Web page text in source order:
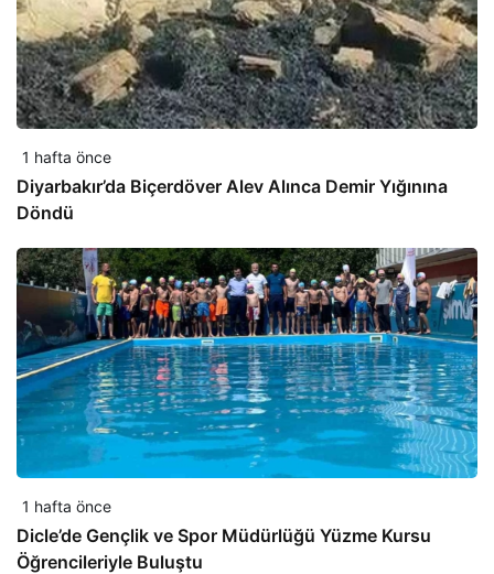
1 hafta önce
Diyarbakır’da Biçerdöver Alev Alınca Demir Yığınına
Döndü
1 hafta önce
Dicle’de Gençlik ve Spor Müdürlüğü Yüzme Kursu
Öğrencileriyle Buluştu